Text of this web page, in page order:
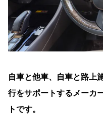
自車と他車、自車と路上
行をサポートするメーカ
トです。